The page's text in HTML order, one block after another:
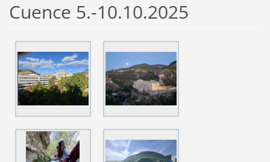
Cuence 5.-10.10.2025